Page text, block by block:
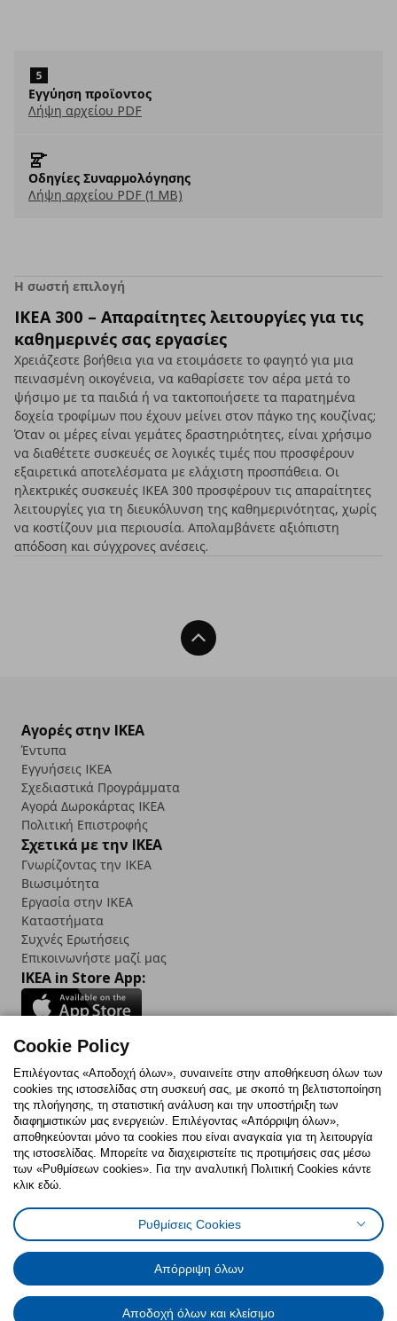
Εγγύηση προϊοντος
Λήψη αρχείου PDF
Οδηγίες Συναρμολόγησης
Λήψη αρχείου PDF (1 MB)
Η σωστή επιλογή
IKEA 300 – Απαραίτητες λειτουργίες για τις
καθημερινές σας εργασίες
Χρειάζεστε βοήθεια για να ετοιμάσετε το φαγητό για μια
πεινασμένη οικογένεια, να καθαρίσετε τον αέρα μετά το
ψήσιμο με τα παιδιά ή να τακτοποιήσετε τα παρατημένα
δοχεία τροφίμων που έχουν μείνει στον πάγκο της κουζίνας;
Όταν οι μέρες είναι γεμάτες δραστηριότητες, είναι χρήσιμο
να διαθέτετε συσκευές σε λογικές τιμές που προσφέρουν
εξαιρετικά αποτελέσματα με ελάχιστη προσπάθεια. Οι
ηλεκτρικές συσκευές IKEA 300 προσφέρουν τις απαραίτητες
λειτουργίες για τη διευκόλυνση της καθημερινότητας, χωρίς
να κοστίζουν μια περιουσία. Απολαμβάνετε αξιόπιστη
απόδοση και σύγχρονες ανέσεις.
Back To Top
Αγορές στην IKEA
Έντυπα
Εγγυήσεις IKEA
Σχεδιαστικά Προγράμματα
Αγορά Δωρoκάρτας IKEA
Πολιτική Επιστροφής
Σχετικά με την IKEA
Γνωρίζοντας την IKEA
Βιωσιμότητα
Εργασία στην IKEA
Καταστήματα
Συχνές Ερωτήσεις
Επικοινωνήστε μαζί μας
IKEA in Store App:
Follow us:
FacebookInstagram
TikTokYoutubePinterestTwitter
Πολιτική CookiesΔήλωση ψηφιακής προσβασιμότητας
Ρυθμίσεις cookiesΌροι Χρήσης
Γενική Πολιτική Προσωπικών Δεδομένων
Πολιτική Προσωπικών Δεδομένων για ΙΚΕΑ.gr
Κώδικας Καταναλωτικής Δεοντολογίας
Cookie Policy
Επιλέγοντας «Αποδοχή όλων», συναινείτε στην αποθήκευση όλων των
cookies της ιστοσελίδας στη συσκευή σας, με σκοπό τη βελτιστοποίηση
της πλοήγησης, τη στατιστική ανάλυση και την υποστήριξη των
διαφημιστικών μας ενεργειών. Επιλέγοντας «Απόρριψη όλων»,
αποθηκεύονται μόνο τα cookies που είναι αναγκαία για τη λειτουργία
της ιστοσελίδας. Μπορείτε να διαχειριστείτε τις προτιμήσεις σας μέσω
των «Ρυθμίσεων cookies». Για την αναλυτική Πολιτική Cookies κάντε
κλικ εδώ.
Ρυθμίσεις Cookies
Απόρριψη όλων
Αποδοχή όλων και κλείσιμο